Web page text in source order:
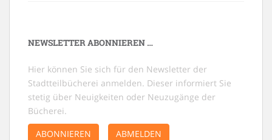
NEWSLETTER ABONNIEREN …
Hier können Sie sich für den Newsletter der
Stadtteilbücherei anmelden. Dieser informiert Sie
stetig über Neuigkeiten oder Neuzugänge der
Bücherei.
ABONNIEREN
ABMELDEN